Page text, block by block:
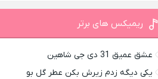
ریمیکس های برتر
عشق عمیق 31 دی جی شاهین
یکی دیگه زدم زیرش بکن عطر گل بو